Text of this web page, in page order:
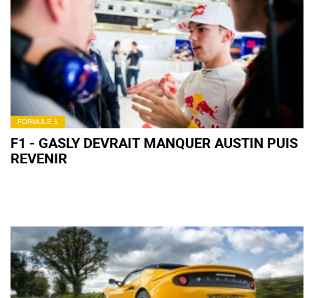
FORMULE 1
F1 - GASLY DEVRAIT MANQUER AUSTIN PUIS
REVENIR